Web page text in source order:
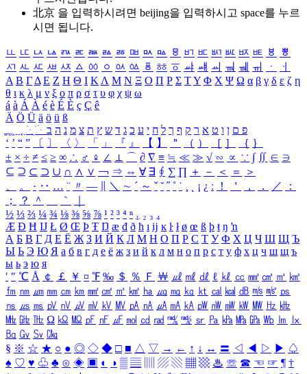
北京 을 입력하시려면 beijing을 입력하시고 space를 누르
시면 됩니다.
ㅥ ㅦ ㅧ ㅨ ㅩ ㅪ ㅫ ㅬ ㅭ ㅮ ㅯ ㅰ ㅱ ㅲ ㅳ ㅴ ㅵ ㅶ ㅷ ㅸ
ㅹ
ㅺ ㅻ ㅼ ㅽ ㅾ ㅿ ㆀ ㆁ ㆂ ㆃ ㆄ ㆅ ㆆ ㆇ ㆈ ㆉ ㆊ ㆋ ㆌ ㆍ
ㆎ
Α Β ΓΔ Ε Ζ Η Θ Ι ΚΛ Μ Ν Ξ Ο Π Ρ Σ ΤΥ Φ Χ Ψ Ω α β γ δ ε ζ η
θ ι κ λ μ ν ξ ο π ρ σ τ υ φ χ ψ ω
á à Á À é è É È ç Ç ê
Ä Ö Ü ä ö ü ß
ִֶֹ ֻּ ׁׂ פ ם ן ו ט א ר ק ף ך ל ח י ע כ ג ד ש ץ ת צ מ נ ה ב
‘ ’ “ ” 〔 〕 〈 〉 「 」 『 』 【 】 ＂ （ ） ［ ］ ｛ ｝
± × ÷ ≠ ≤ ≥ ∞ ∴ ♂ ♀ ∠ ⊥ ⌒ ∂ ∇ ≡ ≒ ≪ ≫ √ ∽ ∝ ∵ ∫ ∬ ∈ ∋
⊆ ⊇ ⊂ ⊃ ∪ ∩ ∧ ∨ ￢ ⇒ ⇔ ∀ ∃ ∮ ∑ ∏ ＋ － ＜ ＝
＞
、
。 · ‥ … ¨ 〃 ― ＼ ∼ ´ ～ ˇ ˘ ˝ ˚ ˙ ¸ ¡ ¿ ː ！ ＇ ， ． ／
：
；
？ ＾ ｀
½ ⅓ ⅔ ¼ ¾ ⅛ ⅜ ⅝ ⅞ ¹ ² ³ ⁴ ⁿ ₁ ₂ ₃ ₄
Æ Ð Ħ Ĳ Ł Ø Œ Þ Ŧ Ŋ æ đ ð ħ ı ĳ ĸ ŀ ł ø œ ß þ ŧ ŋ ŉ
А Б В Г Д Е Ё Ж З И Й К Л М Н О П Р С Т У Ф Х Ц Ч Ш Щ Ъ
Ы Ь Э Ю Я а б в г д е ё ж з и й к л м н о п р с т у ф х ц ч ш щ ъ
ы ь э ю я
′ ″ ℃ Å ￠ ￡ ￥ ¤ ℉ ‰ ＄ ％ Ｆ ￦ ㎕ ㎖ ㎗ ℓ ㎘ ㏄ ㎣ ㎤ ㎥ ㎦
㎙ ㎚ ㎛ ㎜ ㎝ ㎞ ㎟ ㎠ ㎡ ㎢ ㏊ ㎍ ㎎ ㎏ ㏏ ㎈ ㎉ ㏈ ㎧ ㎨ ㎰
㎱ ㎲ ㎳ ㎴ ㎵ ㎶ ㎷ ㎸ ㎹ ㎀ ㎁ ㎂ ㎃ ㎄ ㎺ ㎻ ㎽ ㎾ ㎿ ㎐ ㎑
㎒ ㎓ ㎔ Ω ㏀ ㏁ ㎊ ㎋ ㎌ ㏖ ㏅ ㎭ ㎮ ㎯ ㏛ ㎩ ㎪ ㎫ ㎬ ㏝ ㏐
㏓
㏃ ㏉ ㏜ ㏆
§ ※ ☆ ★ ○ ● ◎ ◇ ◆ □ ■ △ ▽ → ← ↑ ↓ ↔ 〓 ◁ ◀ ▷ ▶ ♤
♠ ♡ ♥ ♧ ♣ ⊙ ◈ ▣ ◐ ◑ ▒ ▤ ▨ ▧ ▦ ▩ ♨ ☏ ☎ ☜ ☞ ¶ †